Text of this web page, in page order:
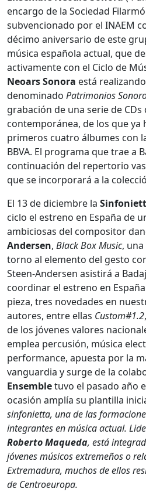
encargo de la Sociedad
subvencionado por el INAEM
décimo aniversario de este
música española actual, que
activamente con el Ciclo de
Neoars Sonora está
denominado Patrimonios
grabación de una serie de CDs
contemporánea, de los que ya
primeros cuatro álbumes con
BBVA. El programa que trae a
continuación del repertorio
que se incorporará a la
El 13 de diciembre la
ciclo el estreno en España de
ambiciosas del compositor
Andersen, Black Box Music,
torno al elemento del gesto
Steen-Andersen asistirá a
coordinar el estreno en
pieza, tres novedades en
autores, entre ellas Custom#1.2
de los jóvenes valores
emplea percusión, música
performance, apuesta por la
vanguardia y surge de la
Ensembletuvo el pasado año
ocasión amplía su plantilla
sinfonietta, una de las
integrantes en música actual.
Roberto Maqueda, está
jóvenes músicos extremeños o
Extremadura, muchos de ellos
de Centroeuropa.